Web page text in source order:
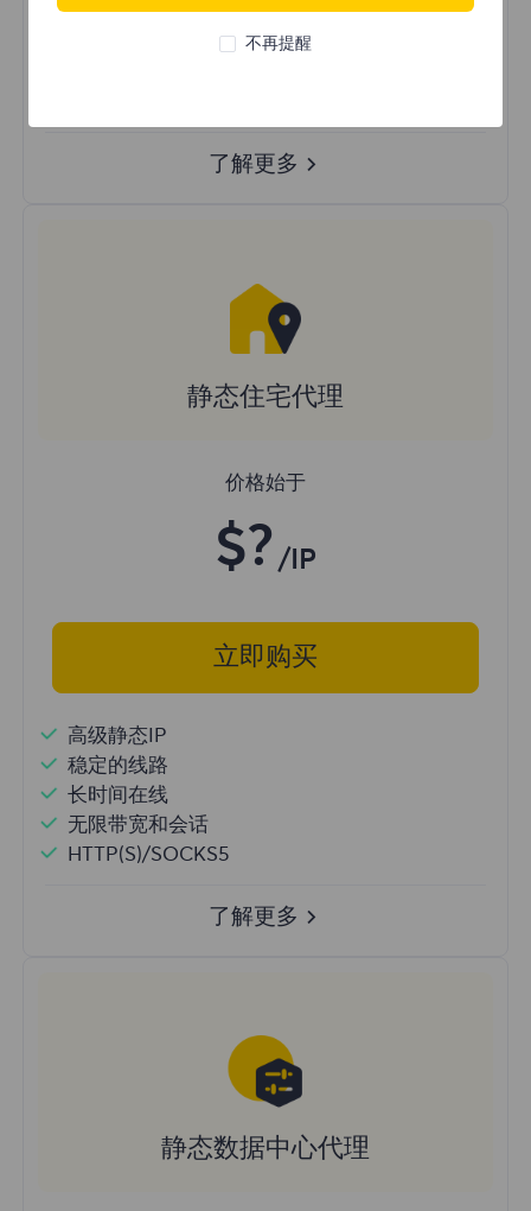
无限使用IP
了解更多
静态住宅代理
价格始于
$? /IP
立即购买
高级静态IP
稳定的线路
长时间在线
无限带宽和会话
HTTP(S)/SOCKS5
了解更多
静态数据中心代理
不再提醒